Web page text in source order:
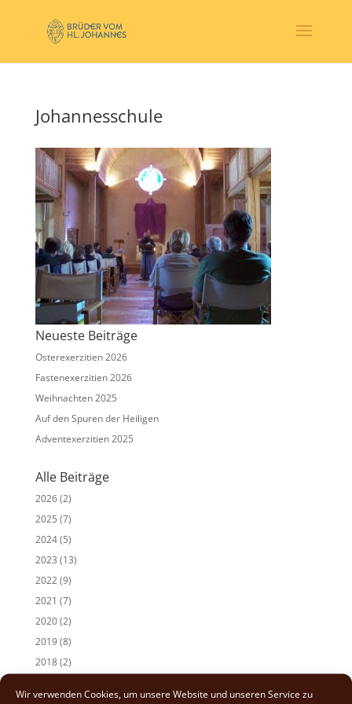
Wir verwenden Cookies, um unsere Website und unseren Service zu
Johannesschule
Neueste Beiträge
Osterexerzitien 2026
Fastenexerzitien 2026
Weihnachten 2025
Auf den Spuren der Heiligen
Adventexerzitien 2025
Alle Beiträge
2026(2)
2025 (7)
2024(5)
2023 (13)
2022(9)
2021 (7)
2020(2)
2019(8)
2018(2)